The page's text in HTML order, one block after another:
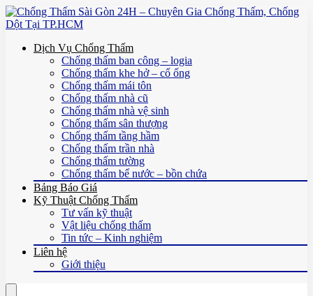
Dịch Vụ Chống Thấm
Chống thấm ban công – logia
Chống thấm khe hở – cổ ống
Chống thấm mái tôn
Chống thấm nhà cũ
Chống thấm nhà vệ sinh
Chống thấm sân thượng
Chống thấm tầng hầm
Chống thấm trần nhà
Chống thấm tường
Chống thấm bể nước – bồn chứa
Bảng Báo Giá
Kỹ Thuật Chống Thấm
Tư vấn kỹ thuật
Vật liệu chống thấm
Tin tức – Kinh nghiệm
Liên hệ
Giới thiệu